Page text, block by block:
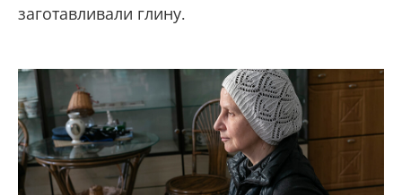
заготавливали глину.